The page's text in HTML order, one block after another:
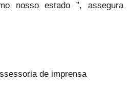
nosso estado ”, assegura
de imprensa